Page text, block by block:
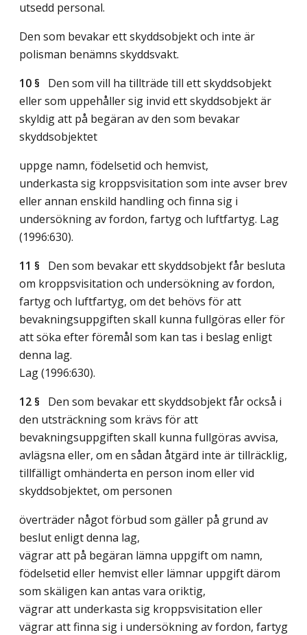
utsedd personal.
Den som bevakar ett skyddsobjekt och inte är
polisman benämns skyddsvakt.
10 § Den som vill ha tillträde till ett skyddsobjekt
eller som uppehåller sig invid ett skyddsobjekt är
skyldig att på begäran av den som bevakar
skyddsobjektet
uppge namn, födelsetid och hemvist,
underkasta sig kroppsvisitation som inte avser brev
eller annan enskild handling och finna sig i
undersökning av fordon, fartyg och luftfartyg. Lag
(1996:630).
11 § Den som bevakar ett skyddsobjekt får besluta
om kroppsvisitation och undersökning av fordon,
fartyg och luftfartyg, om det behövs för att
bevakningsuppgiften skall kunna fullgöras eller för
att söka efter föremål som kan tas i beslag enligt
denna lag.
Lag (1996:630).
12 § Den som bevakar ett skyddsobjekt får också i
den utsträckning som krävs för att
bevakningsuppgiften skall kunna fullgöras avvisa,
avlägsna eller, om en sådan åtgärd inte är tillräcklig,
tillfälligt omhänderta en person inom eller vid
skyddsobjektet, om personen
överträder något förbud som gäller på grund av
beslut enligt denna lag,
vägrar att på begäran lämna uppgift om namn,
födelsetid eller hemvist eller lämnar uppgift därom
som skäligen kan antas vara oriktig,
vägrar att underkasta sig kroppsvisitation eller
vägrar att finna sig i undersökning av fordon, fartyg